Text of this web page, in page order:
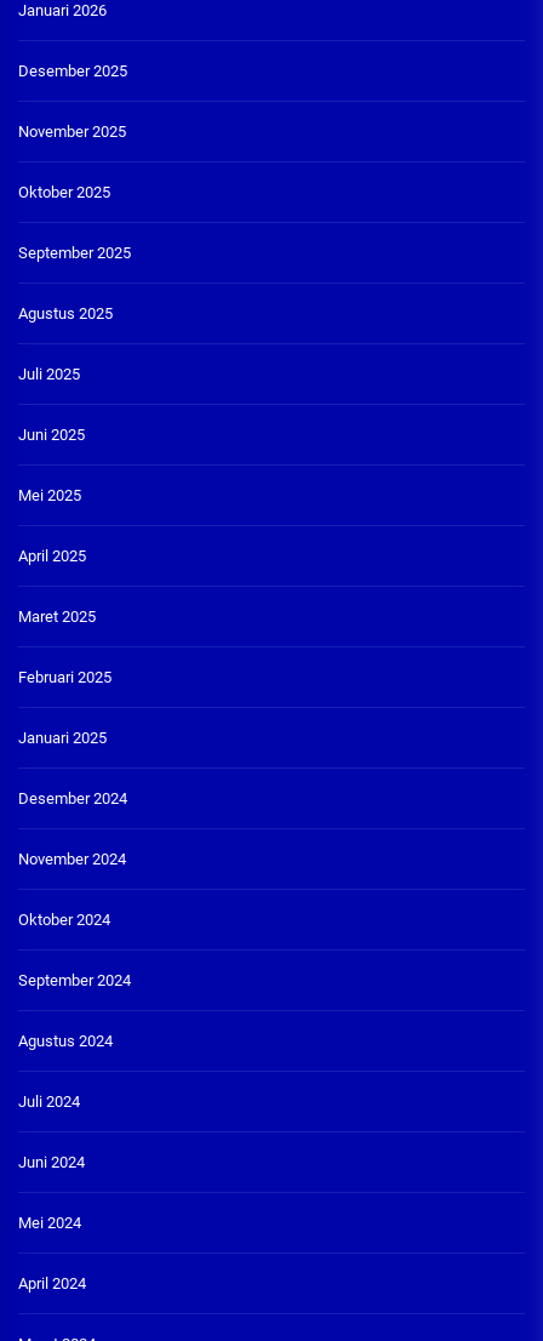
Januari 2026
Desember 2025
November 2025
Oktober 2025
September 2025
Agustus 2025
Juli 2025
Juni 2025
Mei 2025
April 2025
Maret 2025
Februari 2025
Januari 2025
Desember 2024
November 2024
Oktober 2024
September 2024
Agustus 2024
Juli 2024
Juni 2024
Mei 2024
April 2024